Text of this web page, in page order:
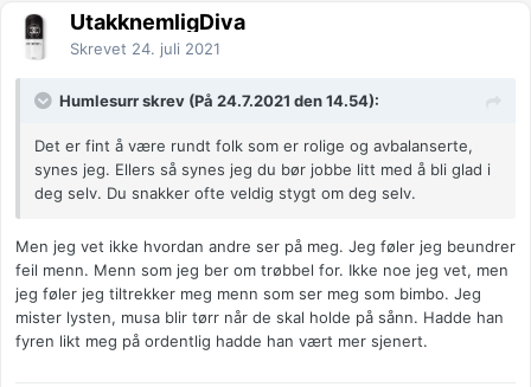
UtakknemligDiva
Skrevet 24. juli 2021
Humlesurr skrev (På 24.7.2021 den 14.54):
Det er fint å være rundt folk som er rolige og avbalanserte,
synes jeg. Ellers så synes jeg du bør jobbe litt med å bli glad i
deg selv. Du snakker ofte veldig stygt om deg selv.
Men jeg vet ikke hvordan andre ser på meg. Jeg føler jeg beundrer
feil menn. Menn som jeg ber om trøbbel for. Ikke noe jeg vet, men
jeg føler jeg tiltrekker meg menn som ser meg som bimbo. Jeg
mister lysten, musa blir tørr når de skal holde på sånn. Hadde han
fyren likt meg på ordentlig hadde han vært mer sjenert.